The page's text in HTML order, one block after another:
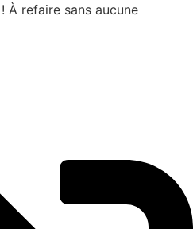
À refaire sans aucune